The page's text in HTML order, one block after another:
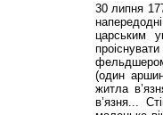
30 липня
царським
(один
житла
в’язня...